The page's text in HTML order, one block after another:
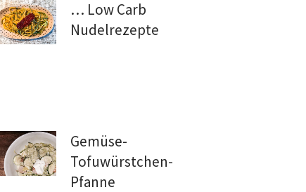
… Low Carb
Nudelrezepte
Gemüse-
Tofuwürstchen-
Pfanne